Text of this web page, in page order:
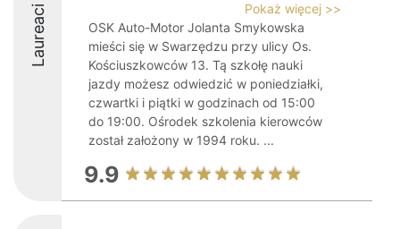
Laureaci
Pokaż więcej >>
OSK Auto-Motor Jolanta Smykowska
mieści się w Swarzędzu przy ulicy Os.
Kościuszkowców 13. Tą szkołę nauki
jazdy możesz odwiedzić w poniedziałki,
czwartki i piątki w godzinach od 15:00
do 19:00. Ośrodek szkolenia kierowców
został założony w 1994 roku. ...
9.9